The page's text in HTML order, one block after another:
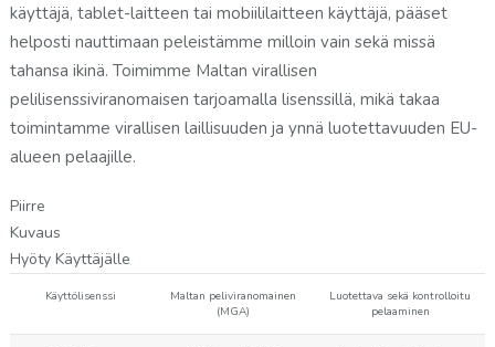
käyttäjä, tablet-laitteen tai mobiililaitteen käyttäjä, pääset
helposti nauttimaan peleistämme milloin vain sekä missä
tahansa ikinä. Toimimme Maltan virallisen
pelilisenssiviranomaisen tarjoamalla lisenssillä, mikä takaa
toimintamme virallisen laillisuuden ja ynnä luotettavuuden EU-
alueen pelaajille.
Piirre
Kuvaus
Hyöty Käyttäjälle
Käyttölisenssi
Maltan peliviranomainen
(MGA)
Luotettava sekä kontrolloitu
pelaaminen